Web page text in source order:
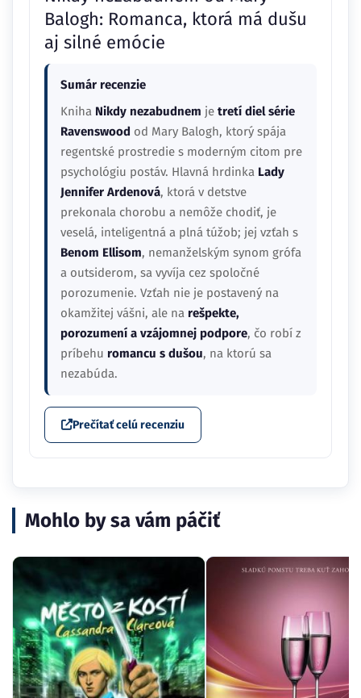
Balogh: Romanca, ktorá má dušu
aj silné emócie
Sumár recenzie
Kniha Nikdy nezabudnem je tretí diel série
Ravenswood od Mary Balogh, ktorý spája
regentské prostredie s moderným citom pre
psychológiu postáv. Hlavná hrdinka Lady
Jennifer Ardenová, ktorá v detstve
prekonala chorobu a nemôže chodiť, je
veselá, inteligentná a plná túžob; jej vzťah s
Benom Ellisom, nemanželským synom grófa
a outsiderom, sa vyvíja cez spoločné
porozumenie. Vzťah nie je postavený na
okamžitej vášni, ale na rešpekte,
porozumení a vzájomnej podpore, čo robí z
príbehu romancu s dušou, na ktorú sa
nezabúda.
Prečítať celú recenziu
Mohlo by sa vám páčiť